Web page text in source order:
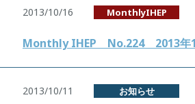
2013/10/16 MonthlyIHEP
Monthly IHEP No.224 2013年
2013/10/11 お知らせ